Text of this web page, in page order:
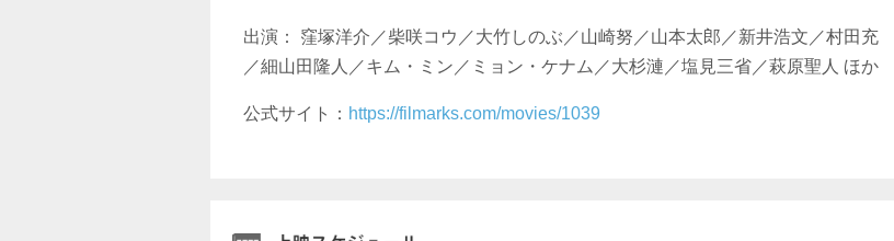
出演： 窪塚洋介／柴咲コウ／大竹しのぶ／山崎努／山本太郎／新井浩文／村田充
／細山田隆人／キム・ミン／ミョン・ケナム／大杉漣／塩見三省／萩原聖人 ほか
公式サイト： https://filmarks.com/movies/1039